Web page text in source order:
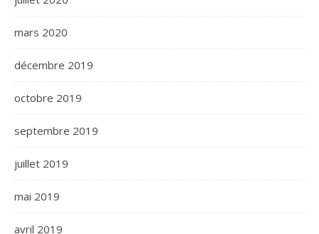
mars 2020
décembre 2019
octobre 2019
septembre 2019
juillet 2019
mai 2019
avril 2019